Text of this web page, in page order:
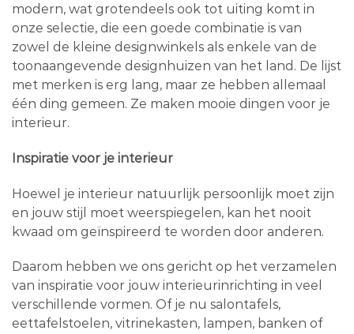
modern, wat grotendeels ook tot uiting komt in
onze selectie, die een goede combinatie is van
zowel de kleine designwinkels als enkele van de
toonaangevende designhuizen van het land. De lijst
met merken is erg lang, maar ze hebben allemaal
één ding gemeen. Ze maken mooie dingen voor je
interieur.
Inspiratie voor je interieur
Hoewel je interieur natuurlijk persoonlijk moet zijn
en jouw stijl moet weerspiegelen, kan het nooit
kwaad om geïnspireerd te worden door anderen.
Daarom hebben we ons gericht op het verzamelen
van inspiratie voor jouw interieurinrichting in veel
verschillende vormen. Of je nu salontafels,
eettafelstoelen, vitrinekasten, lampen, banken of